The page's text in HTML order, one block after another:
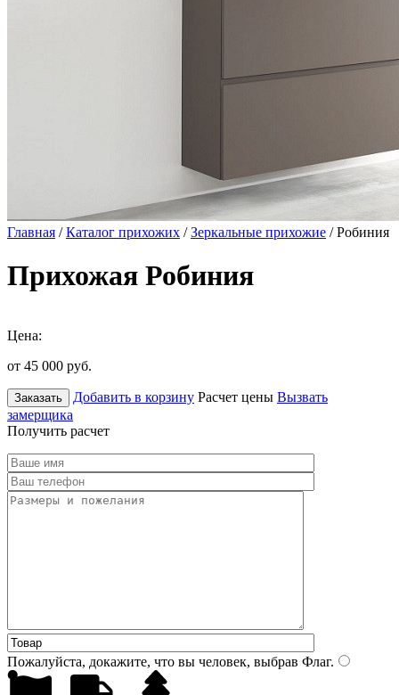
Главная /Каталог прихожих /Зеркальные прихожие / Робиния
Прихожая Робиния
Цена:
от 45 000 руб.
Заказать Добавить в корзину Расчет цены Вызвать
замерщика
Получить расчет
Пожалуйста, докажите, что вы человек, выбрав Флаг.